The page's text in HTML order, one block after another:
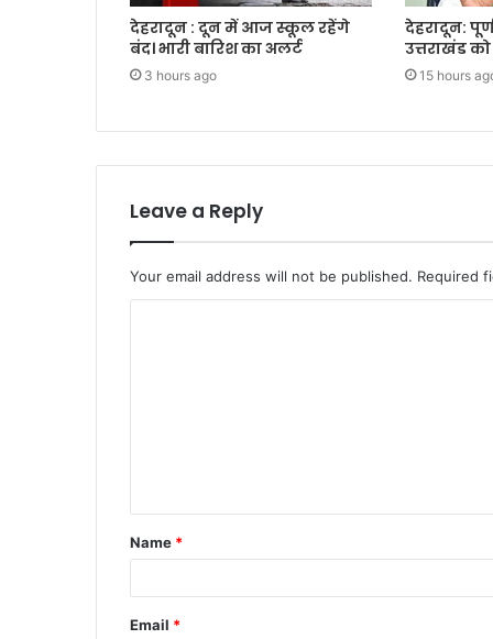
देहरादून : दून में आज स्कूल रहेंगे
बंद। भारी बारिश का अलर्ट
3 hours ago
देहरादून:
उत्तराखंड
15 hours
Leave a Reply
Your email address will not be published. Required
t
*
Name *
Email *